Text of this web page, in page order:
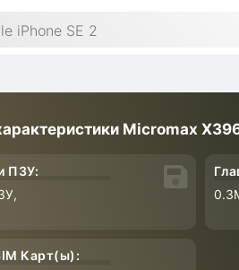
Micromax
ПЗУ:
Карт(ы):